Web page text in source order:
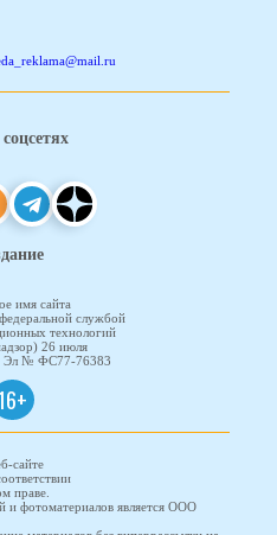
имя сайта
службой
технологий
26 июля
Эл № ФС77-76383
сайте
праве.
и фотоматериалов является ООО